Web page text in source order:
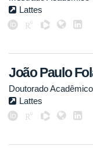
Lattes
João Paulo
Doutorado Acadêmico
Lattes